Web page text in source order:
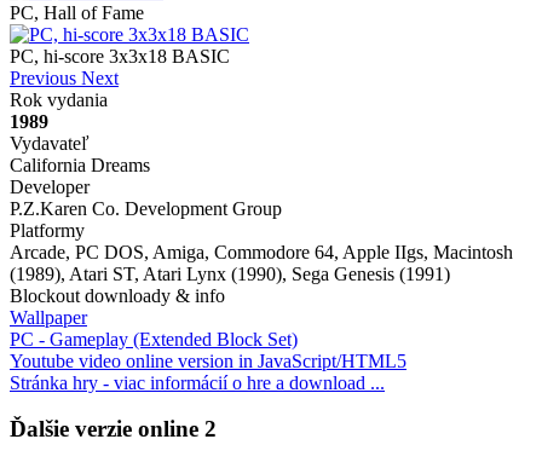
PC, Hall of Fame
PC, hi-score 3x3x18 BASIC
Previous Next
Rok vydania
1989
Vydavateľ
California Dreams
Developer
P.Z.Karen Co. Development Group
Platformy
Arcade, PC DOS, Amiga, Commodore 64, Apple IIgs, Macintosh
(1989), Atari ST, Atari Lynx (1990), Sega Genesis (1991)
Blockout downloady & info
Wallpaper
PC - Gameplay (Extended Block Set)
Youtube video online version in JavaScript/HTML5
Stránka hry - viac informácií o hre a download ...
Ďalšie verzie online 2